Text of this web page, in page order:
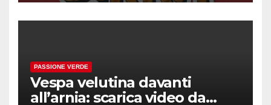
PASSIONE VERDE
Vespa velutina davanti
all’arnia: scarica video da